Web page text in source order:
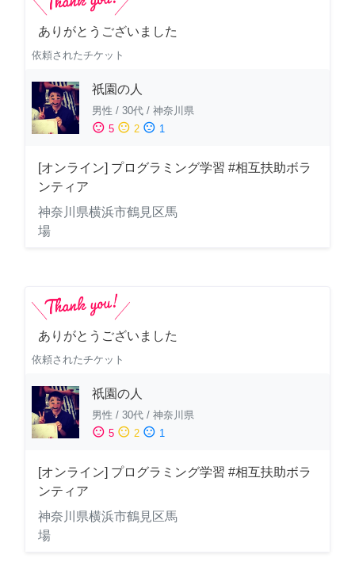
ありがとうございました
依頼されたチケット
祇園の人
男性 / 30代 / 神奈川県
sentiment_satisfied 5 sentiment_neutral 2 sentiment_dissatisfied 1
[オンライン] プログラミング学習 #相互扶助ボラ
ンティア
神奈川県横浜市鶴見区馬
場
ありがとうございました
依頼されたチケット
祇園の人
男性 / 30代 / 神奈川県
sentiment_satisfied 5 sentiment_neutral 2 sentiment_dissatisfied 1
[オンライン] プログラミング学習 #相互扶助ボラ
ンティア
神奈川県横浜市鶴見区馬
場